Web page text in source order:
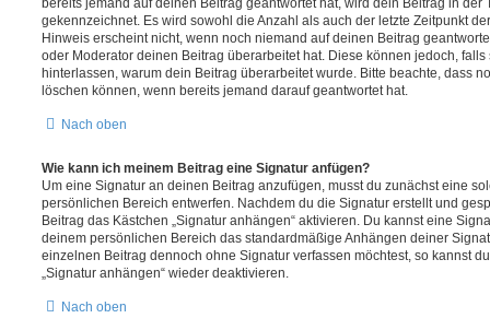
gekennzeichnet. Es wird sowohl die Anzahl als auch der letzte Zeitpunkt
Hinweis erscheint nicht, wenn noch niemand auf deinen Beitrag
oder Moderator deinen Beitrag überarbeitet hat. Diese können jedoch,
hinterlassen, warum dein Beitrag überarbeitet wurde. Bitte beachte, dass
löschen können, wenn bereits jemand darauf geantwortet hat.
Nach oben
Wie kann ich meinem Beitrag eine Signatur anfügen?
Um eine Signatur an deinen Beitrag anzufügen, musst du zunächst eine
persönlichen Bereich entwerfen. Nachdem du die Signatur erstellt und
Beitrag das Kästchen „Signatur anhängen“ aktivieren. Du kannst eine
deinem persönlichen Bereich das standardmäßige Anhängen deiner
einzelnen Beitrag dennoch ohne Signatur verfassen möchtest, so kannst
„Signatur anhängen“ wieder deaktivieren.
Nach oben